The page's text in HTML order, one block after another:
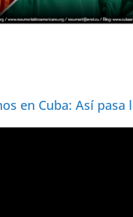
en Cuba: Así pasa